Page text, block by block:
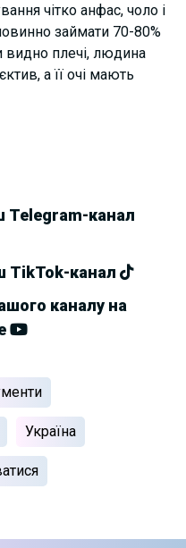
чітко анфас, чоло і
займати 70-80%
видно плечі, людина
а її очі мають
Telegram-канал
TikTok-канал
каналу на
Україна